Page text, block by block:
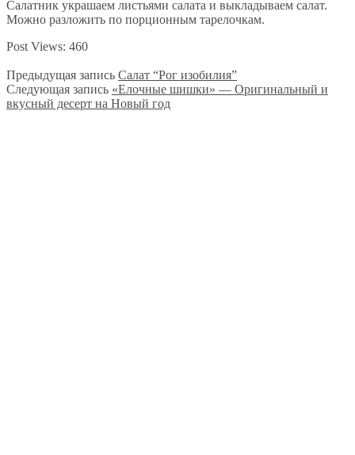
Салатник украшаем листьями салата и выкладываем салат.
Можно разложить по порционным тарелочкам.
Post Views: 460
Предыдущая запись Салат “Рог изобилия”
Следующая запись «Елочные шишки» — Оригинальный и
вкусный десерт на Новый год